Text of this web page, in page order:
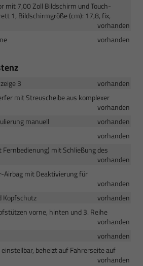
7,00 Zoll Bildschirm und Touch-
1, Bildschirmgröße (cm): 17,8, fix,
vorhanden
vorhanden
3
vorhanden
mit Streuscheibe aus komplexer
vorhanden
manuell
vorhanden
vorhanden
mit Schließung des
vorhanden
Airbag mit Deaktivierung für
vorhanden
Kopfschutz
vorhanden
vorne, hinten und 3. Reihe
vorhanden
vorhanden
beheizt auf Fahrerseite auf
vorhanden